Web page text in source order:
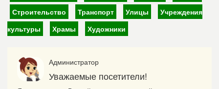
Строительство
Транспорт Улицы
Учреждения
культуры
Храмы Художники
Администратор
Уважаемые посетители!